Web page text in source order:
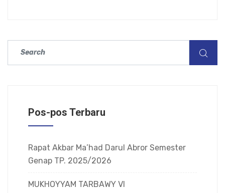
Pos-pos Terbaru
Rapat Akbar Ma’had Darul Abror Semester
Genap TP. 2025/2026
MUKHOYYAM TARBAWY VI